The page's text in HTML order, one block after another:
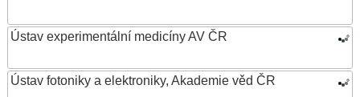
Ústav experimentální medicíny AV ČR
Ústav fotoniky a elektroniky, Akademie věd ČR